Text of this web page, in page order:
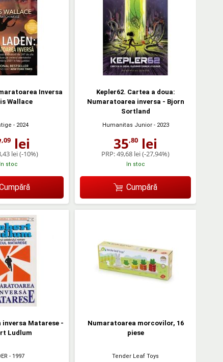
Inversa
Wallace
- 2024
,09 lei
lei(-10%)
stoc
Kepler62. Cartea a doua:
Numaratoarea inversa - Bjorn
Sortland
Humanitas Junior- 2023
35,80 lei
PRP:49,68 lei(-27,94%)
în stoc
Cumpără
Matarese -
Ludlum
- 1997
Numaratoarea morcovilor, 16
piese
Tender Leaf Toys